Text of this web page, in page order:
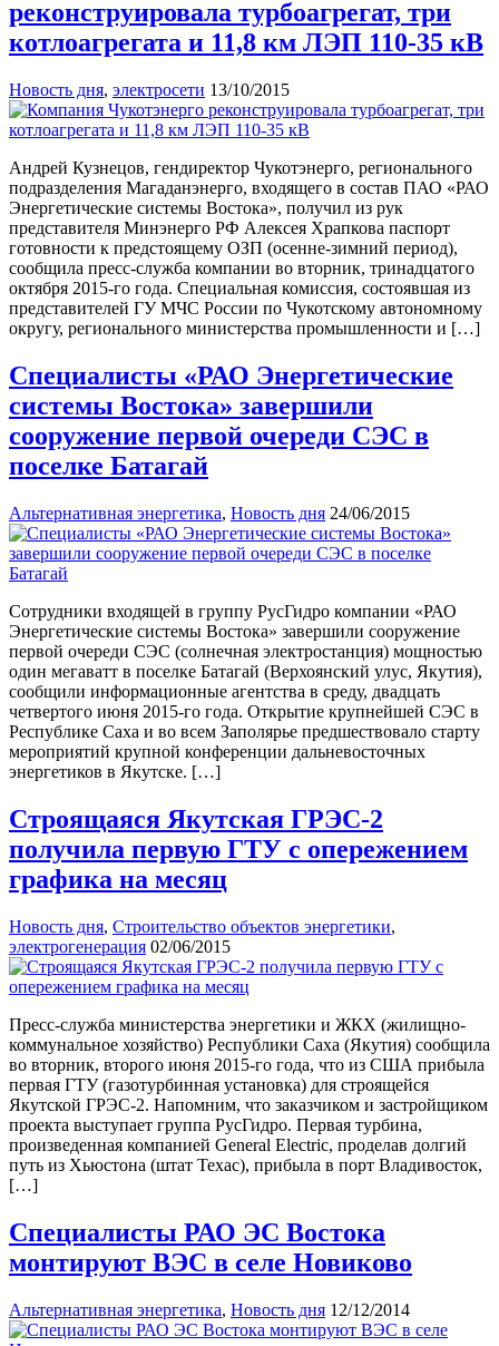
реконструировала турбоагрегат, три
котлоагрегата и 11,8 км ЛЭП 110-35 кВ
Новость дня, электросети 13/10/2015
Андрей Кузнецов, гендиректор Чукотэнерго, регионального
подразделения Магаданэнерго, входящего в состав ПАО «РАО
Энергетические системы Востока», получил из рук
представителя Минэнерго РФ Алексея Храпкова паспорт
готовности к предстоящему ОЗП (осенне-зимний период),
сообщила пресс-служба компании во вторник, тринадцатого
октября 2015-го года. Специальная комиссия, состоявшая из
представителей ГУ МЧС России по Чукотскому автономному
округу, регионального министерства промышленности и […]
Специалисты «РАО Энергетические
системы Востока» завершили
сооружение первой очереди СЭС в
поселке Батагай
Альтернативная энергетика, Новость дня 24/06/2015
Сотрудники входящей в группу РусГидро компании «РАО
Энергетические системы Востока» завершили сооружение
первой очереди СЭС (солнечная электростанция) мощностью
один мегаватт в поселке Батагай (Верхоянский улус, Якутия),
сообщили информационные агентства в среду, двадцать
четвертого июня 2015-го года. Открытие крупнейшей СЭС в
Республике Саха и во всем Заполярье предшествовало старту
мероприятий крупной конференции дальневосточных
энергетиков в Якутске. […]
Строящаяся Якутская ГРЭС-2
получила первую ГТУ c опережением
графика на месяц
Новость дня, Строительство объектов энергетики,
электрогенерация 02/06/2015
Пресс-служба министерства энергетики и ЖКХ (жилищно-
коммунальное хозяйство) Республики Саха (Якутия) сообщила
во вторник, второго июня 2015-го года, что из США прибыла
первая ГТУ (газотурбинная установка) для строящейся
Якутской ГРЭС-2. Напомним, что заказчиком и застройщиком
проекта выступает группа РусГидро. Первая турбина,
произведенная компанией General Electric, проделав долгий
путь из Хьюстона (штат Техас), прибыла в порт Владивосток,
[…]
Специалисты РАО ЭС Востока
монтируют ВЭС в селе Новиково
Альтернативная энергетика, Новость дня 12/12/2014